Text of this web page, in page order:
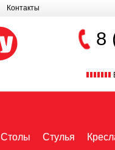
Контакты
8
Столы Стулья